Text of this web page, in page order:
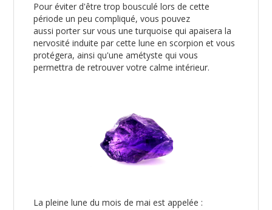
Pour éviter d'être trop bousculé lors de cette
période un peu compliqué, vous pouvez
aussi porter sur vous une turquoise qui apaisera la
nervosité induite par cette lune en scorpion et vous
protégera, ainsi qu'une amétyste qui vous
permettra de retrouver votre calme intérieur.
La pleine lune du mois de mai est appelée :